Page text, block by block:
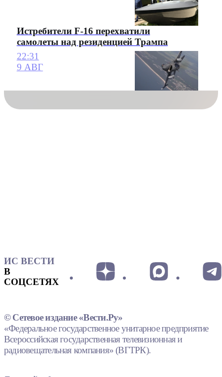
Истребители F-16 перехватили
самолеты над резиденцией Трампа
22:31
9 АВГ
ИС ВЕСТИ
В
СОЦСЕТЯХ
© Сетевое издание «Вести.Ру»
«Федеральное государственное унитарное предприятие
Всероссийская государственная телевизионная и
радиовещательная компания» (ВГТРК).